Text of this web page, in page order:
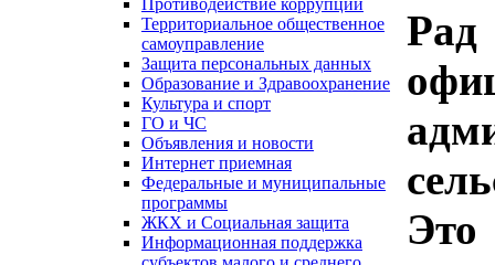
Противодействие коррупции
Территориальное общественное
самоуправление
Защита персональных данных
Образование и Здравоохранение
Культура и спорт
ГО и ЧС
Объявления и новости
Интернет приемная
Федеральные и муниципальные
программы
ЖКХ и Социальная защита
Информационная поддержка
Это